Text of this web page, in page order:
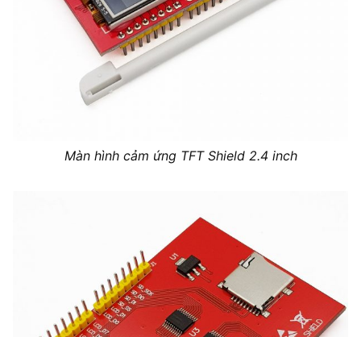
Màn hình cảm ứng TFT Shield 2.4 inch